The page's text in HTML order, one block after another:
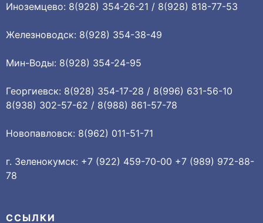
Иноземцево: 8(928) 354-26-21 / 8(928) 818-77-53
Железноводск: 8(928) 354-38-49
Мин-Воды: 8(928) 354-24-95
Георгиевск: 8(928) 354-17-28 / 8(996) 631-56-10
8(938) 302-57-62 / 8(988) 861-57-78
Новопавловск: 8(962) 011-51-71
г. Зеленокумск: +7 (922) 459-70-00 +7 (989) 972-88-
78
ССЫЛКИ